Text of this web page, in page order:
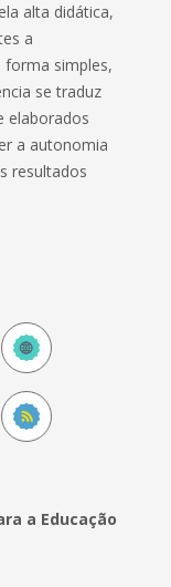
alta didática,
a
forma simples,
se traduz
elaborados
a autonomia
resultados
a Educação